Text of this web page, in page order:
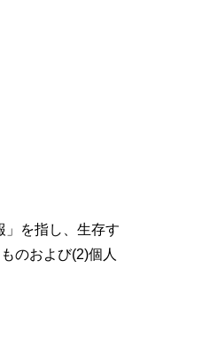
」を指し、生存す
のおよび(2)個人